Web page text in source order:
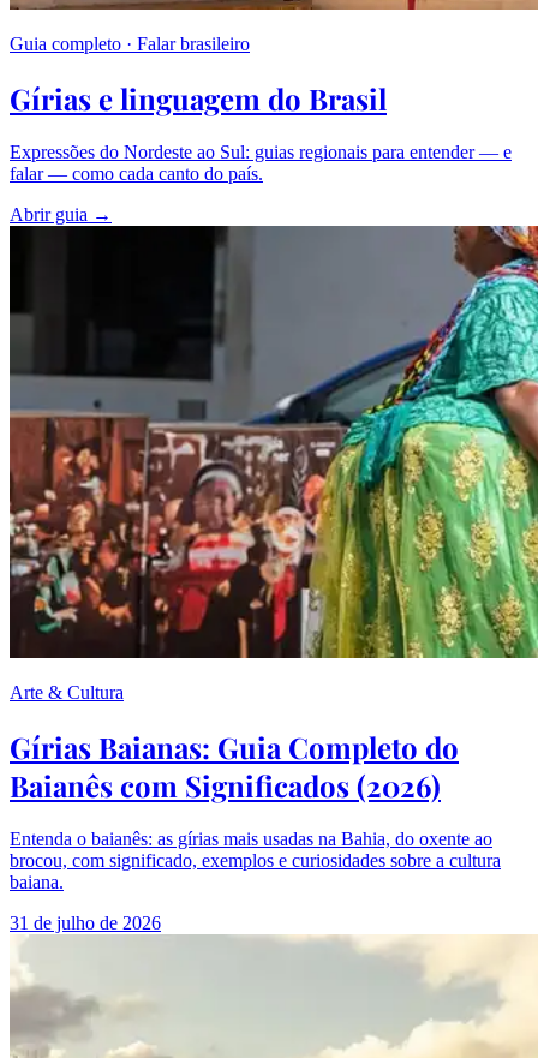
Guia completo · Falar brasileiro
Gírias e linguagem do Brasil
Expressões do Nordeste ao Sul: guias regionais para entender — e
falar — como cada canto do país.
Abrir guia →
Arte & Cultura
Gírias Baianas: Guia Completo do
Baianês com Significados (2026)
Entenda o baianês: as gírias mais usadas na Bahia, do oxente ao
brocou, com significado, exemplos e curiosidades sobre a cultura
baiana.
31 de julho de 2026